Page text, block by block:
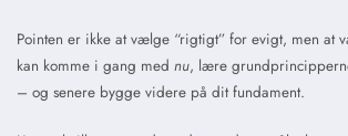
Pointen er ikke at vælge “rigtigt” for evigt, men at
kan komme i gang med nu, lære
– og senere bygge videre på dit fundament.